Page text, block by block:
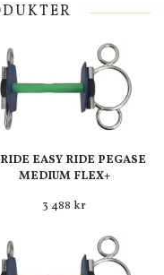
EASY RIDE PEGASE
MEDIUM FLEX+
3 488 kr